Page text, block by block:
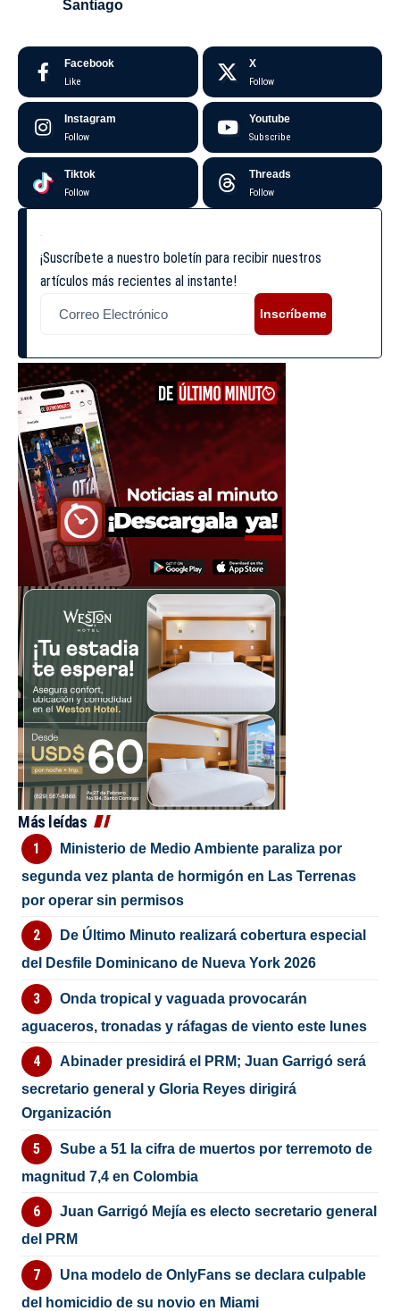
Santiago
Facebook
Like
X
Follow
Instagram
Follow
Youtube
Subscribe
Tiktok
Follow
Threads
Follow
¡Suscríbete a nuestro boletín para recibir nuestros
artículos más recientes al instante!
Inscríbeme
Más leídas
Ministerio de Medio Ambiente paraliza por
segunda vez planta de hormigón en Las Terrenas
por operar sin permisos
De Último Minuto realizará cobertura especial
del Desfile Dominicano de Nueva York 2026
Onda tropical y vaguada provocarán
aguaceros, tronadas y ráfagas de viento este lunes
Abinader presidirá el PRM; Juan Garrigó será
secretario general y Gloria Reyes dirigirá
Organización
Sube a 51 la cifra de muertos por terremoto de
magnitud 7,4 en Colombia
Juan Garrigó Mejía es electo secretario general
del PRM
Una modelo de OnlyFans se declara culpable
del homicidio de su novio en Miami